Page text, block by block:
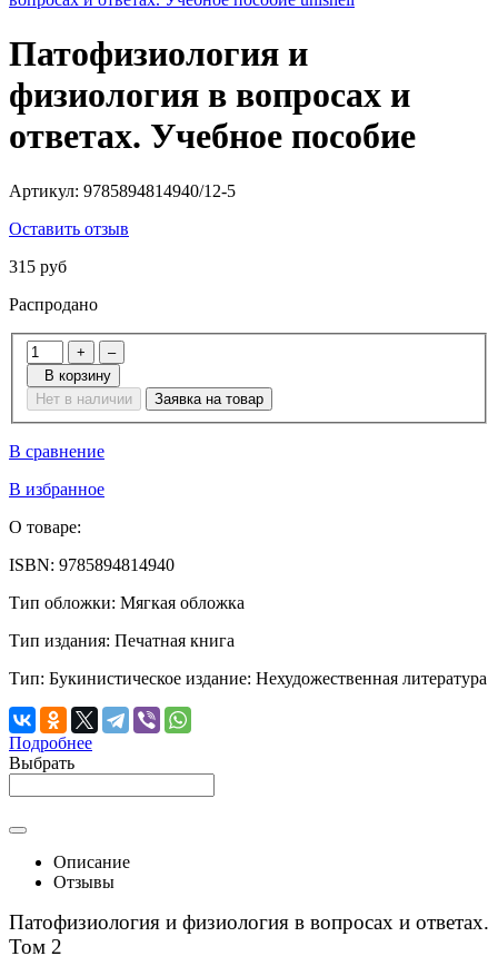
Патофизиология и
физиология в вопросах и
ответах. Учебное пособие
Артикул: 9785894814940/12-5
Оставить отзыв
315 руб
Распродано
+
–
В корзину
Нет в наличии
Заявка на товар
В сравнение
В избранное
О товаре:
ISBN: 9785894814940
Тип обложки: Мягкая обложка
Тип издания: Печатная книга
Тип: Букинистическое издание: Нехудожественная литература
Подробнее
Выбрать
Описание
Отзывы
Патофизиология и физиология в вопросах и ответах.
Том 2